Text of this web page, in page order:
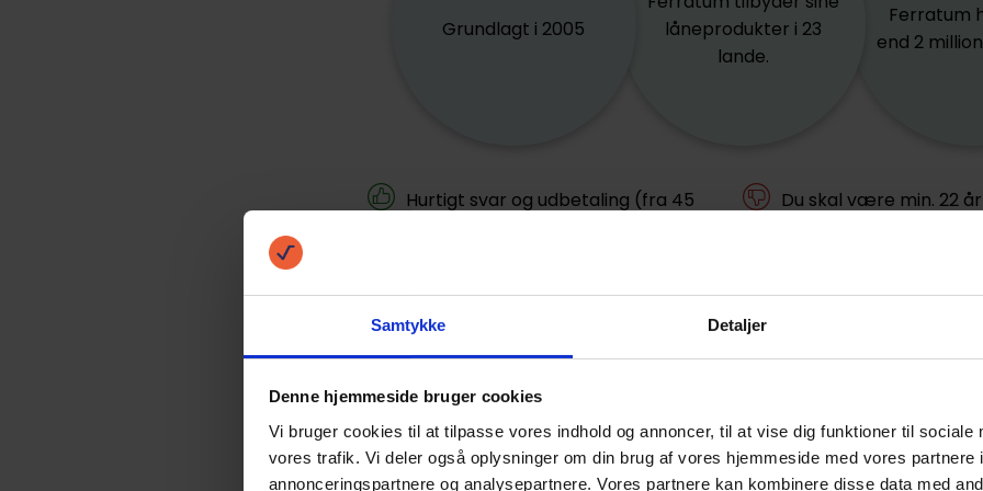
Samtykke Detaljer
Denne hjemmeside bruger cookies
Vi bruger cookies til at tilpasse vores indhold og annoncer, til at vise dig funktioner til sociale
vores trafik. Vi deler også oplysninger om din brug af vores hjemmeside med vores partnere
annonceringspartnere og analysepartnere. Vores partnere kan kombinere disse data med
Grundlagt i 2005
låneprodukter i 23
lande.
Ferratum
end 2
Hurtigt svar og udbetaling (fra 45
Intet oprettelsesgebyr
Ingen behov for sikkerhedsstillelse.
eneste dokument
Du skal være min. 22
Høje renter og
kan skabe økonomisk